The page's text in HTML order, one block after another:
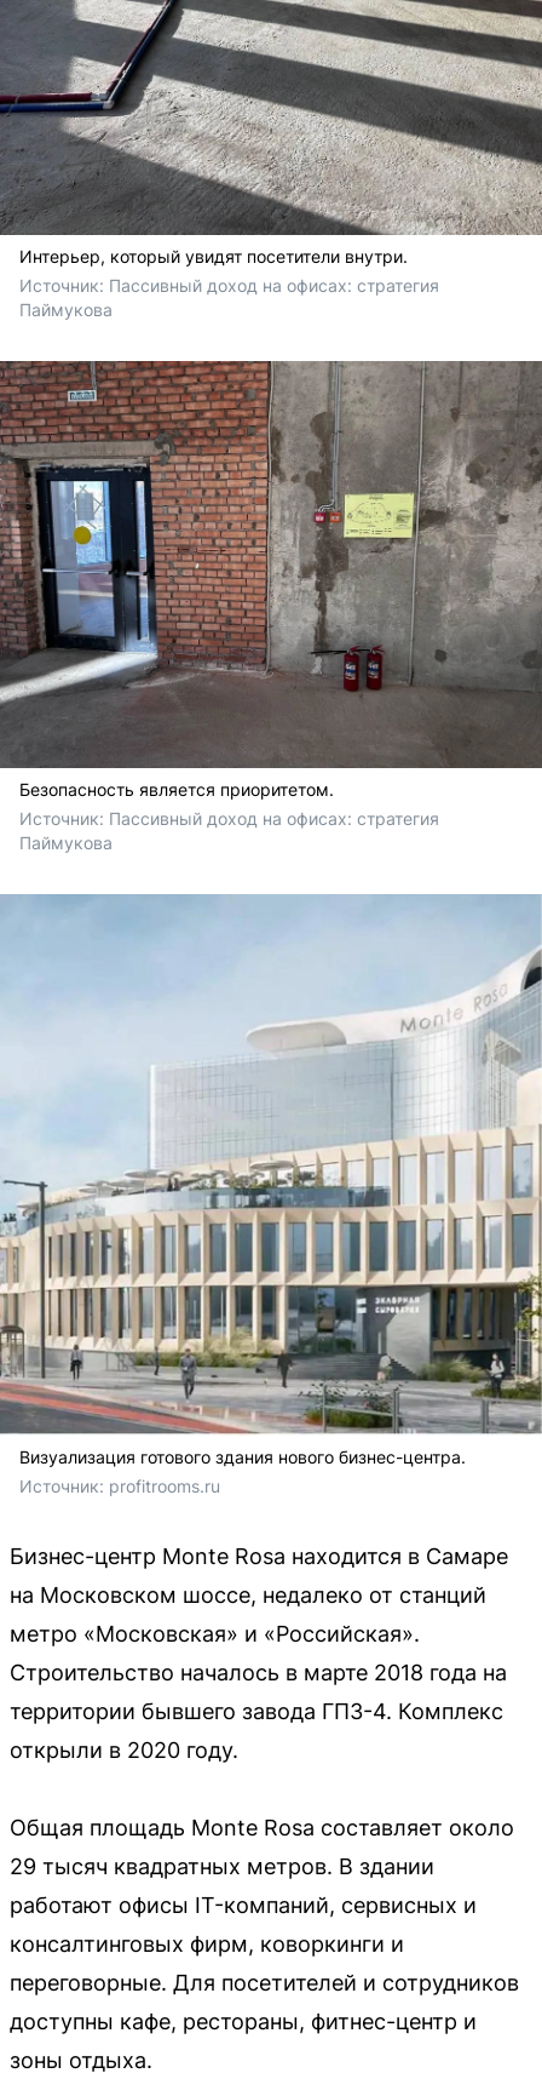
Интерьер, который увидят посетители внутри.
Источник: Пассивный доход на офисах: стратегия
Паймукова
Безопасность является приоритетом.
Источник: Пассивный доход на офисах: стратегия
Паймукова
Визуализация готового здания нового бизнес-центра.
Источник: profitrooms.ru
Бизнес-центр Monte Rosa находится в Самаре
на Московском шоссе, недалеко от станций
метро «Московская» и «Российская».
Строительство началось в марте 2018 года на
территории бывшего завода ГПЗ-4. Комплекс
открыли в 2020 году.
Общая площадь Monte Rosa составляет около
29 тысяч квадратных метров. В здании
работают офисы IT-компаний, сервисных и
консалтинговых фирм, коворкинги и
переговорные. Для посетителей и сотрудников
доступны кафе, рестораны, фитнес-центр и
зоны отдыха.